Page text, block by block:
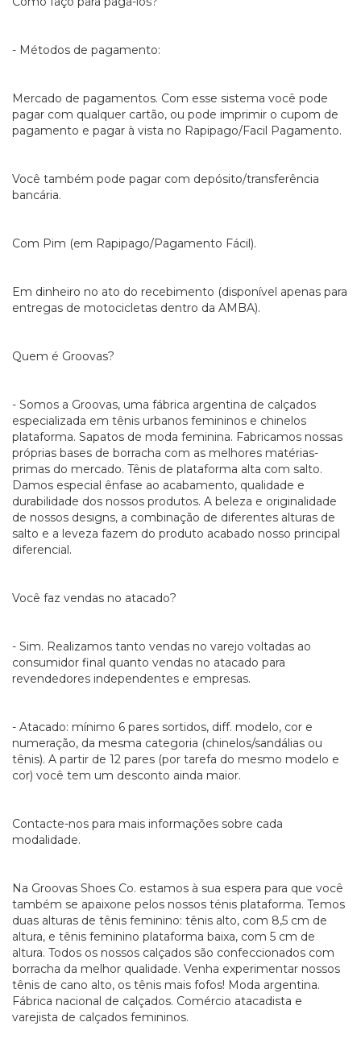
- Métodos de pagamento:
Mercado de pagamentos. Com esse sistema você pode
pagar com qualquer cartão, ou pode imprimir o cupom de
pagamento e pagar à vista no Rapipago/Facil Pagamento.
Você também pode pagar com depósito/transferência
bancária.
Com Pim (em Rapipago/Pagamento Fácil).
Em dinheiro no ato do recebimento (disponível apenas para
entregas de motocicletas dentro da AMBA).
Quem é Groovas?
- Somos a Groovas, uma fábrica argentina de calçados
especializada em tênis urbanos femininos e chinelos
plataforma. Sapatos de moda feminina. Fabricamos nossas
próprias bases de borracha com as melhores matérias-
primas do mercado. Tênis de plataforma alta com salto.
Damos especial ênfase ao acabamento, qualidade e
durabilidade dos nossos produtos. A beleza e originalidade
de nossos designs, a combinação de diferentes alturas de
salto e a leveza fazem do produto acabado nosso principal
diferencial.
Você faz vendas no atacado?
- Sim. Realizamos tanto vendas no varejo voltadas ao
consumidor final quanto vendas no atacado para
revendedores independentes e empresas.
- Atacado: mínimo 6 pares sortidos, diff. modelo, cor e
numeração, da mesma categoria (chinelos/sandálias ou
tênis). A partir de 12 pares (por tarefa do mesmo modelo e
cor) você tem um desconto ainda maior.
Contacte-nos para mais informações sobre cada
modalidade.
Na Groovas Shoes Co. estamos à sua espera para que você
também se apaixone pelos nossos ténis plataforma. Temos
duas alturas de tênis feminino: tênis alto, com 8,5 cm de
altura, e tênis feminino plataforma baixa, com 5 cm de
altura. Todos os nossos calçados são confeccionados com
borracha da melhor qualidade. Venha experimentar nossos
tênis de cano alto, os tênis mais fofos! Moda argentina.
Fábrica nacional de calçados. Comércio atacadista e
varejista de calçados femininos.